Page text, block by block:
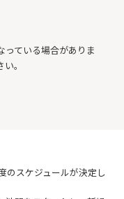
ている場合がありま
。
のスケジュールが決定し